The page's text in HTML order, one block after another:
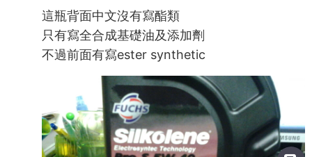
這瓶背面中文沒有寫酯類
只有寫全合成基礎油及添加劑
不過前面有寫ester synthetic